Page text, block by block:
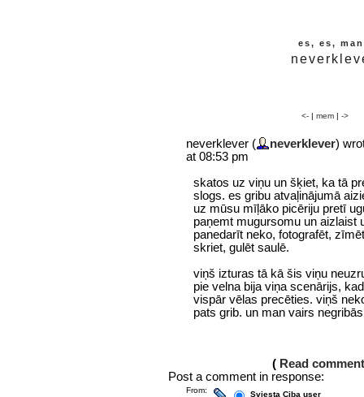
es, es, man
<- | mem | ->
neverklever ( neverklever)
at 08:53 pm
skatos uz viņu un šķiet, ka tā
slogs. es gribu atvaļinājumā
uz mūsu mīļāko picēriju pretī
paņemt mugursomu un aizlaist
panedarīt neko, fotografēt,
skriet, gulēt saulē.
viņš izturas tā kā šis viņu
pie velna bija viņa scenārijs,
vispār vēlas precēties. viņš
pats grib. un man vairs
( Read
Post a comment in response:
From: Sviesta Ciba user